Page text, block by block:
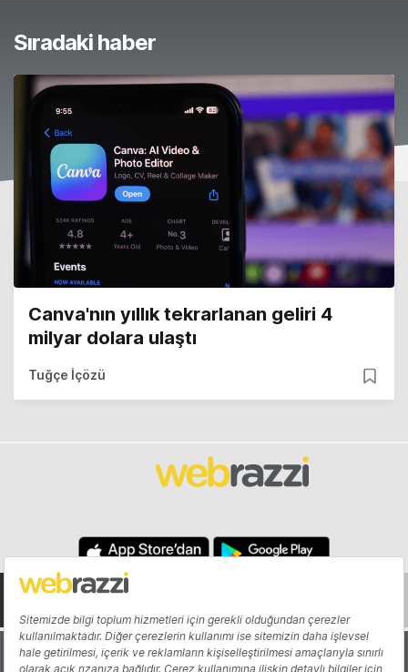
Sıradaki haber
Canva'nın yıllık tekrarlanan geliri 4
milyar dolara ulaştı
Tuğçe İçözü
Hakkında Yazarlar